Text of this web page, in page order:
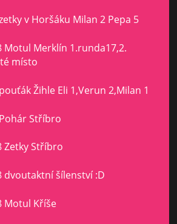
v Horšáku Milan 2 Pepa 5
Motul Merklín 1.runda17,2.
místo
Žihle Eli 1,Verun 2,Milan 1
Stříbro
Zetky Stříbro
dvoutaktní šílenství :D
Motul Kříše